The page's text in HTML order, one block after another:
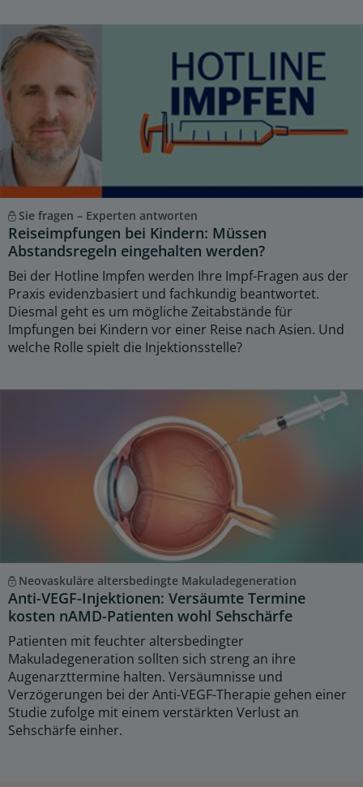
Sie fragen – Experten antworten
Reiseimpfungen bei Kindern: Müssen
Abstandsregeln eingehalten werden?
Bei der Hotline Impfen werden Ihre Impf-Fragen aus der
Praxis evidenzbasiert und fachkundig beantwortet.
Diesmal geht es um mögliche Zeitabstände für
Impfungen bei Kindern vor einer Reise nach Asien. Und
welche Rolle spielt die Injektionsstelle?
Neovaskuläre altersbedingte Makuladegeneration
Anti-VEGF-Injektionen: Versäumte Termine
kosten nAMD-Patienten wohl Sehschärfe
Patienten mit feuchter altersbedingter
Makuladegeneration sollten sich streng an ihre
Augenarzttermine halten. Versäumnisse und
Verzögerungen bei der Anti-VEGF-Therapie gehen einer
Studie zufolge mit einem verstärkten Verlust an
Sehschärfe einher.